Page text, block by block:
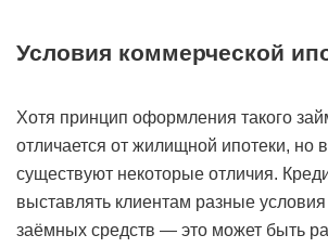
Условия коммерческой
Хотя принцип оформления такого
отличается от жилищной ипотеки, но
существуют некоторые отличия.
выставлять клиентам разные
заёмных средств — это может быть